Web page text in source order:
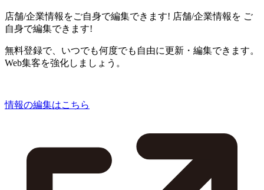
店舗/企業情報をご自身で編集できます! 店舗/企業情報を ご
自身で編集できます!
無料登録で、いつでも何度でも自由に更新・編集できます。
Web集客を強化しましょう。
情報の編集はこちら